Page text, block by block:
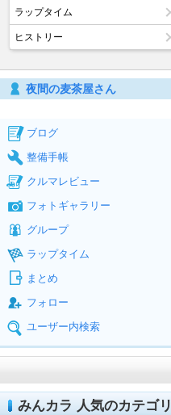
ラップタイム
ヒストリー
夜間の麦茶屋さん
ブログ
整備手帳
クルマレビュー
フォトギャラリー
グループ
ラップタイム
まとめ
フォロー
ユーザー内検索
みんカラ 人気のカテゴリ